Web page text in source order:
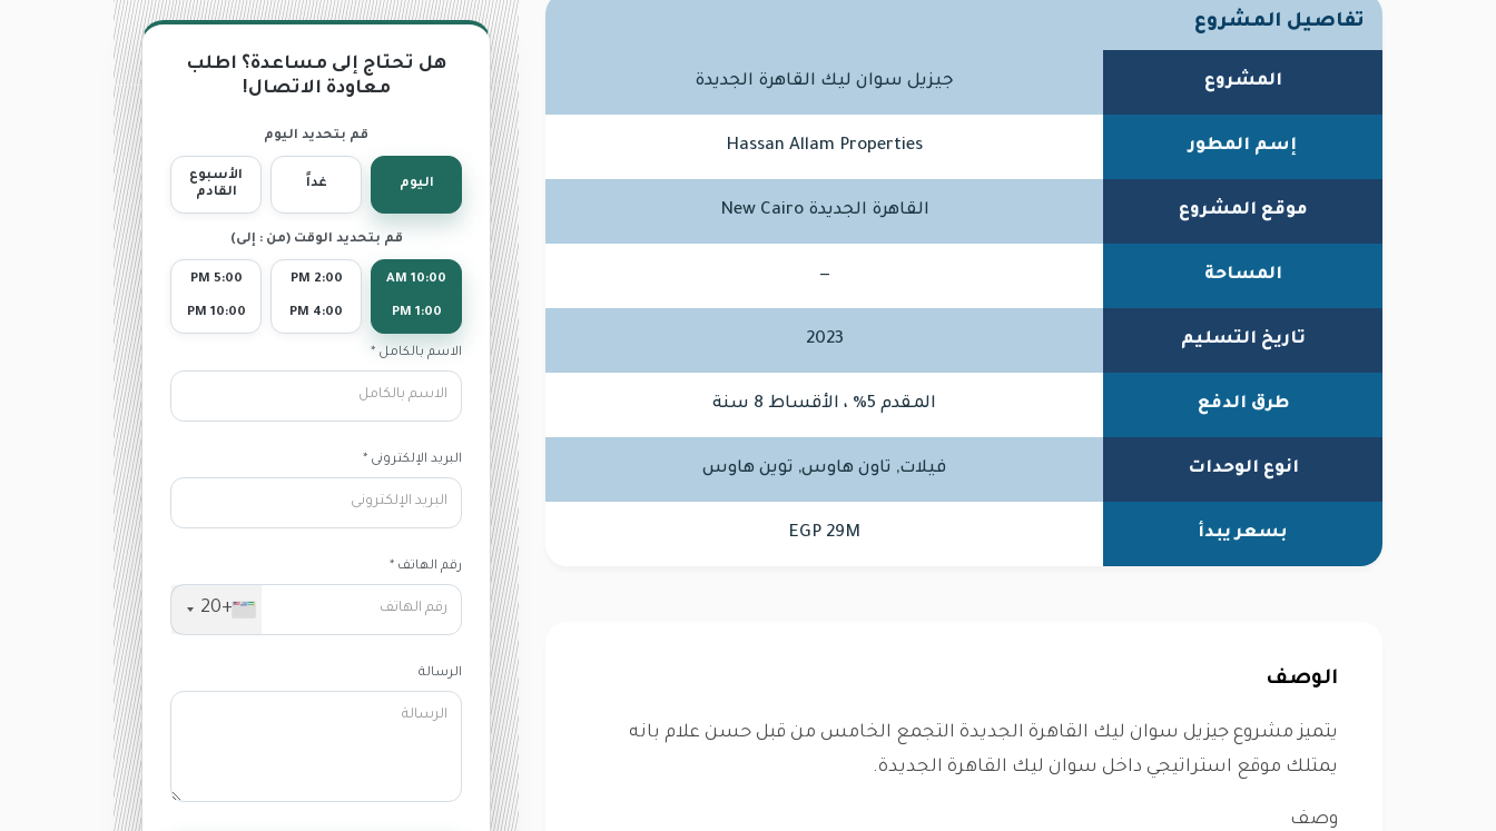
تفاصيل المشروع
المشروع جيزيل سوان ليك القاهرة الجديدة
إسم المطور Hassan Allam Properties
موقع المشروع القاهرة الجديدة New Cairo
المساحة —
تاريخ التسليم 2023
طرق الدفع المقدم 5% ، الأقساط 8 سنة
انوع الوحدات فيلات, تاون هاوس, توين هاوس
بسعر يبدأ EGP 29M
الوصف
يتميز مشروع جيزيل سوان ليك القاهرة الجديدة التجمع الخامس من قبل حسن علام بانه
يمتلك موقع استراتيجي داخل سوان ليك القاهرة الجديدة.
وصف
هل تحتاج إلى مساعدة؟ اطلب
معاودة الاتصال!
قم بتحديد اليوم
اليوم غداً
الأسبوع
القادم
قم بتحديد الوقت (من : إلى)
10:00 AM
1:00 PM
2:00 PM
4:00 PM
5:00 PM
10:00 PM
الاسم بالكامل *
البريد الإلكترونى *
رقم الهاتف *
+20
الرسالة